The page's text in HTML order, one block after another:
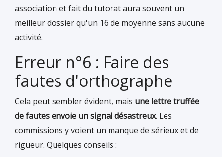
association et fait du tutorat aura souvent un
meilleur dossier qu'un 16 de moyenne sans aucune
activité.
Erreur n°6 : Faire des
fautes d'orthographe
Cela peut sembler évident, mais une lettre truffée
de fautes envoie un signal désastreux. Les
commissions y voient un manque de sérieux et de
rigueur. Quelques conseils :